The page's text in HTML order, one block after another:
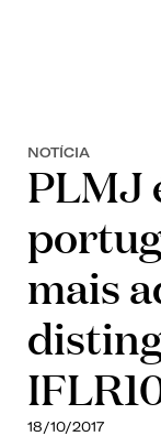
NOTÍCIA
PLMJ
mais
18/10/2017